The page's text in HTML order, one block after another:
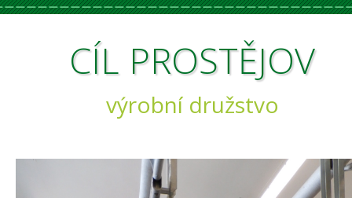
CÍL PROSTĚJOV
výrobní družstvo